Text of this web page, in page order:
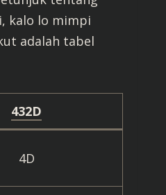
kalo lo mimpi
adalah tabel
432D
4D